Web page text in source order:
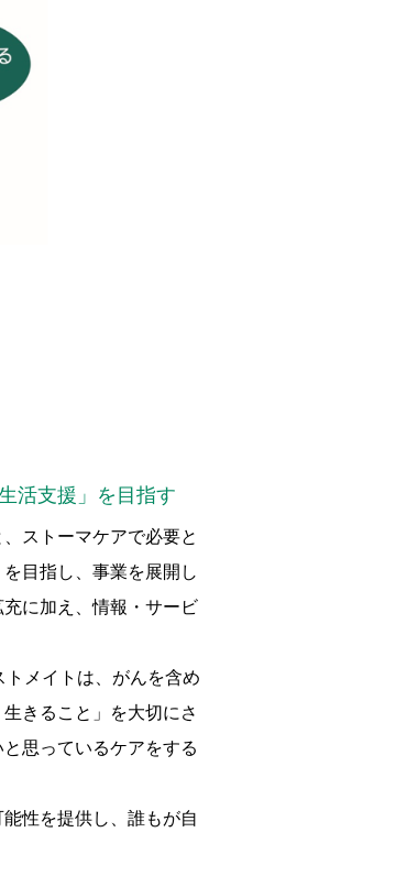
活支援」を目指す
ストーマケアで必要と
目指し、事業を展開し
に加え、情報・サービ
メイトは、がんを含め
きること」を大切にさ
思っているケアをする
性を提供し、誰もが自